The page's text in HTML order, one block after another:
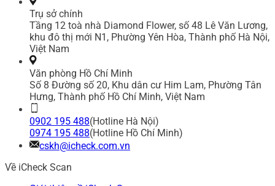
Trụ sở chính
Tầng 12 toà nhà Diamond Flower, số 48 Lê Văn Lương,
khu đô thị mới N1, Phường Yên Hòa, Thành phố Hà Nội,
Việt Nam
Văn phòng Hồ Chí Minh
Số 8 Đường số 20, Khu dân cư Him Lam, Phường Tân
Hưng, Thành phố Hồ Chí Minh, Việt Nam
0902 195 488(Hotline Hà Nội)
0974 195 488(Hotline Hồ Chí Minh)
cskh@icheck.com.vn
Về iCheck Scan